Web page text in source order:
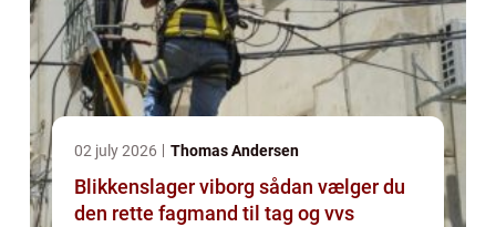
02 july 2026 Thomas Andersen
Blikkenslager viborg sådan vælger du
den rette fagmand til tag og vvs